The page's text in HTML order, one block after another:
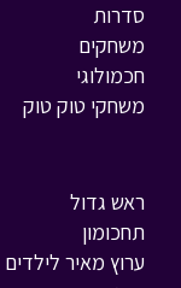
סדרות
משחקים
חכמולוגי
משחקי טוק טוק
ראש גדול
תחכומון
ערוץ מאיר